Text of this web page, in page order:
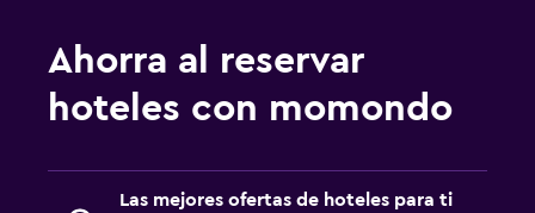
Ahorra al reservar
hoteles con momondo
Las mejores ofertas de hoteles para ti